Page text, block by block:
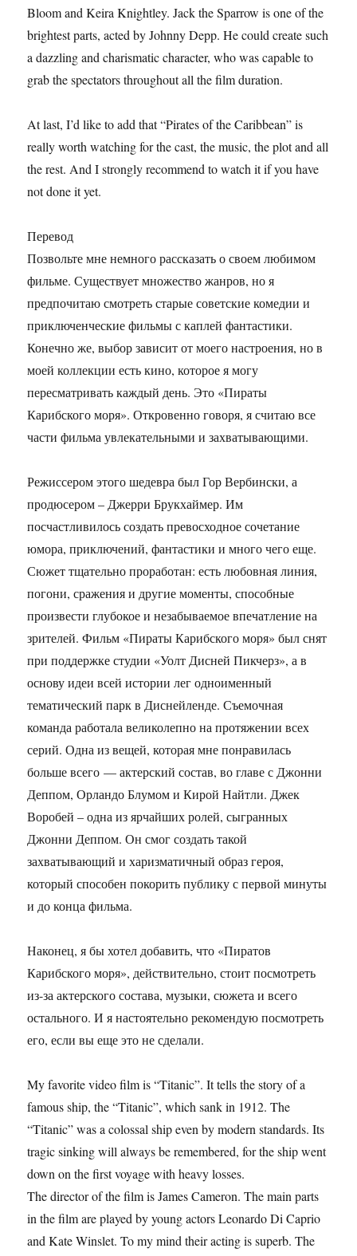
Bloom and Keira Knightley. Jack the Sparrow is one of the
brightest parts, acted by Johnny Depp. He could create such
a dazzling and charismatic character, who was capable to
grab the spectators throughout all the film duration.
At last, I’d like to add that “Pirates of the Caribbean” is
really worth watching for the cast, the music, the plot and all
the rest. And I strongly recommend to watch it if you have
not done it yet.
Перевод
Позвольте мне немного рассказать о своем любимом
фильме. Существует множество жанров, но я
предпочитаю смотреть старые советские комедии и
приключенческие фильмы с каплей фантастики.
Конечно же, выбор зависит от моего настроения, но в
моей коллекции есть кино, которое я могу
пересматривать каждый день. Это «Пираты
Карибского моря». Откровенно говоря, я считаю все
части фильма увлекательными и захватывающими.
Режиссером этого шедевра был Гор Вербински, а
продюсером – Джерри Брукхаймер. Им
посчастливилось создать превосходное сочетание
юмора, приключений, фантастики и много чего еще.
Сюжет тщательно проработан: есть любовная линия,
погони, сражения и другие моменты, способные
произвести глубокое и незабываемое впечатление на
зрителей. Фильм «Пираты Карибского моря» был снят
при поддержке студии «Уолт Дисней Пикчерз», а в
основу идеи всей истории лег одноименный
тематический парк в Диснейленде. Съемочная
команда работала великолепно на протяжении всех
серий. Одна из вещей, которая мне понравилась
больше всего — актерский состав, во главе с Джонни
Деппом, Орландо Блумом и Кирой Найтли. Джек
Воробей – одна из ярчайших ролей, сыгранных
Джонни Деппом. Он смог создать такой
захватывающий и харизматичный образ героя,
который способен покорить публику с первой минуты
и до конца фильма.
Наконец, я бы хотел добавить, что «Пиратов
Карибского моря», действительно, стоит посмотреть
из-за актерского состава, музыки, сюжета и всего
остального. И я настоятельно рекомендую посмотреть
его, если вы еще это не сделали.
My favorite video film is “Titanic”. It tells the story of a
famous ship, the “Titanic”, which sank in 1912. The
“Titanic” was a colossal ship even by modern standards. Its
tragic sinking will always be remembered, for the ship went
down on the first voyage with heavy losses.
The director of the film is James Cameron. The main parts
in the film are played by young actors Leonardo Di Caprio
and Kate Winslet. To my mind their acting is superb. The